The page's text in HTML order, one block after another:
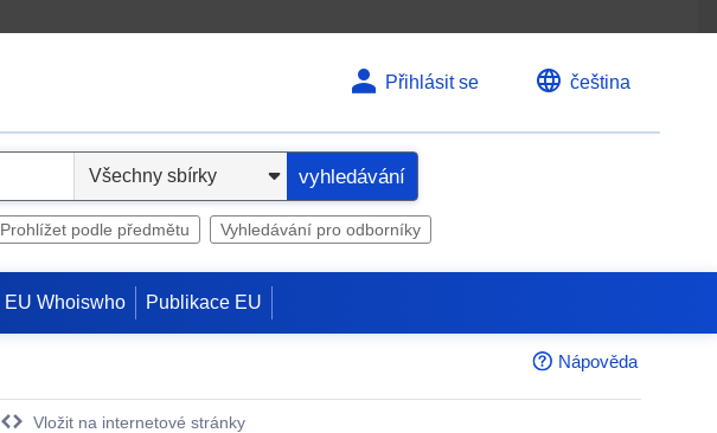
Přihlásit se čeština
vyhledávání
Prohlížet podle předmětu Vyhledávání pro odborníky
EU Whoiswho Publikace EU
Nápověda
Vložit na internetové stránky